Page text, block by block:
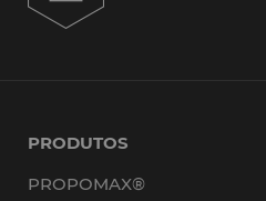
PRODUTOS
PROPOMAX®